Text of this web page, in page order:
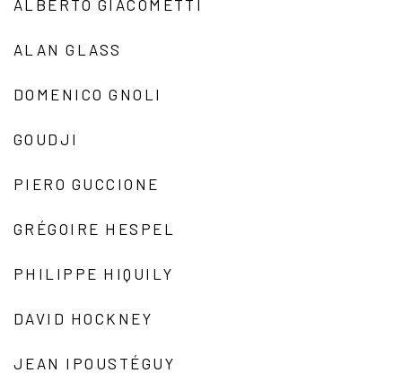
ALBERTO GIACOMETTI
ALAN GLASS
DOMENICO GNOLI
GOUDJI
PIERO GUCCIONE
GRÉGOIRE HESPEL
PHILIPPE HIQUILY
DAVID HOCKNEY
JEAN IPOUSTÉGUY